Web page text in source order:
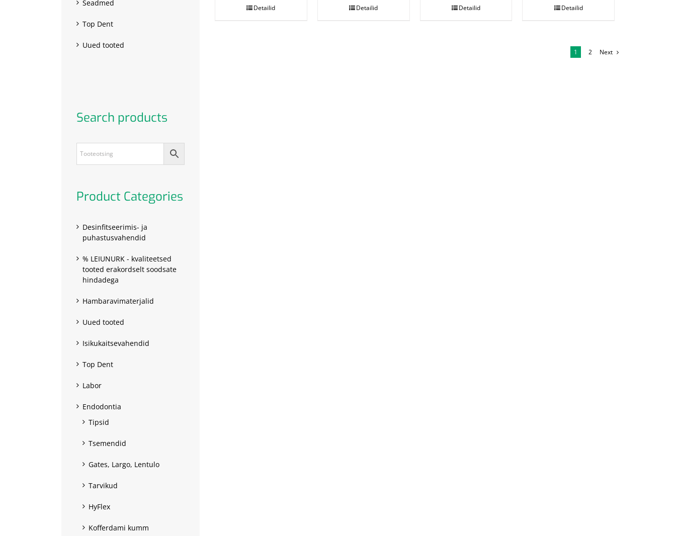
Seadmed
Top Dent
Uued tooted
Search products
Product Categories
Desinfitseerimis- ja
puhastusvahendid
% LEIUNURK - kvaliteetsed
tooted erakordselt soodsate
hindadega
Hambaravimaterjalid
Uued tooted
Isikukaitsevahendid
Top Dent
Labor
Endodontia
Tipsid
Tsemendid
Gates, Largo, Lentulo
Tarvikud
HyFlex
Kofferdami kumm
Detailid Detailid Detailid Detailid
1 2 Next